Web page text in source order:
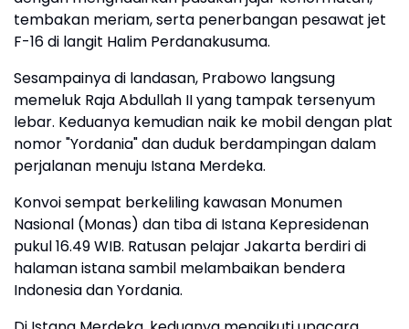
tembakan meriam, serta penerbangan pesawat jet
F-16 di langit Halim Perdanakusuma.
Sesampainya di landasan, Prabowo langsung
memeluk Raja Abdullah II yang tampak tersenyum
lebar. Keduanya kemudian naik ke mobil dengan plat
nomor "Yordania" dan duduk berdampingan dalam
perjalanan menuju Istana Merdeka.
Konvoi sempat berkeliling kawasan Monumen
Nasional (Monas) dan tiba di Istana Kepresidenan
pukul 16.49 WIB. Ratusan pelajar Jakarta berdiri di
halaman istana sambil melambaikan bendera
Indonesia dan Yordania.